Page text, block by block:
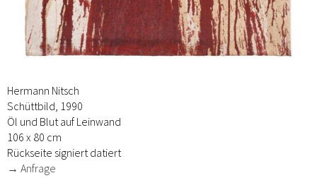
Hermann Nitsch
Schüttbild, 1990
Öl und Blut auf Leinwand
106 x 80 cm
Rückseite signiert datiert
→ Anfrage